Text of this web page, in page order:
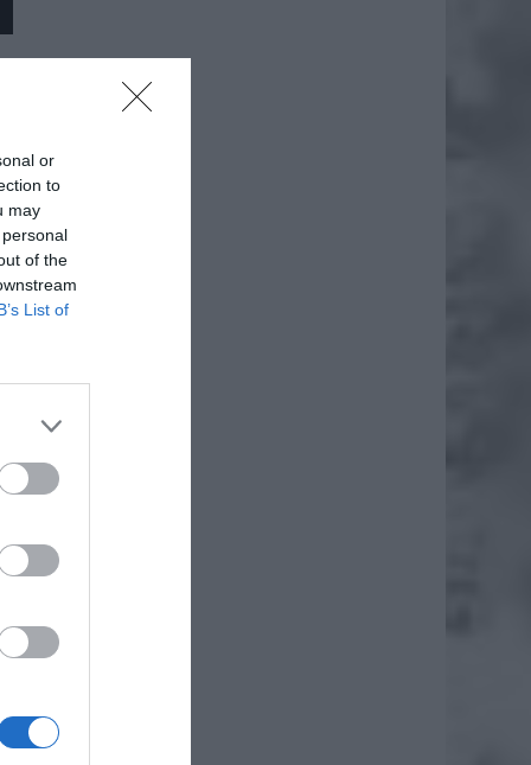
or
to
may
of the
List of